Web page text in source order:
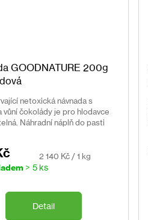
GOODNATURE 200g
netoxická návnada s
vůní čokolády je pro hlodavce
Náhradní náplň do pasti
Měrná
cena:
2 140 Kč / 1 kg
> 5 ks
Detail